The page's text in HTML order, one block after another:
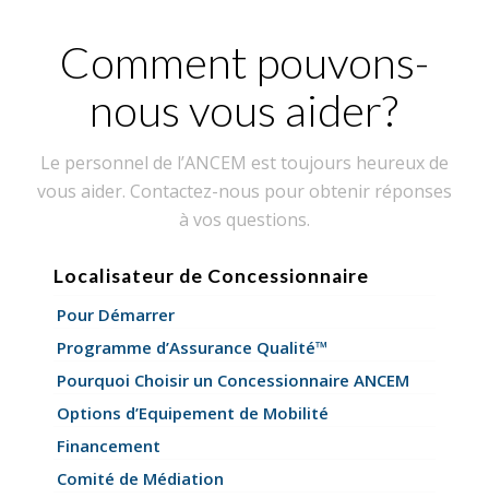
Comment pouvons-
nous vous aider?
Le personnel de l’ANCEM est toujours heureux de
vous aider. Contactez-nous pour obtenir réponses
à vos questions.
Localisateur de Concessionnaire
Pour Démarrer
Programme d’Assurance Qualité™
Pourquoi Choisir un Concessionnaire ANCEM
Options d’Equipement de Mobilité
Financement
Comité de Médiation